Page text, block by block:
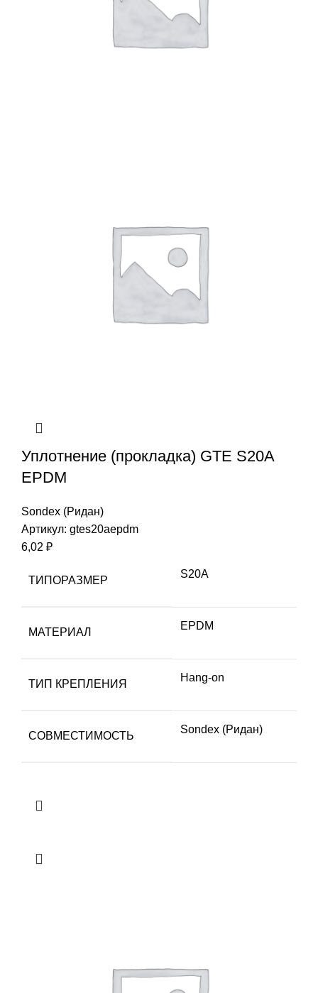
Уплотнение (прокладка) GTE S20A
EPDM
Sondex (Ридан)
Артикул: gtes20aepdm
6,02 ₽
ТИПОРАЗМЕР
S20A
МАТЕРИАЛ
EPDM
ТИП КРЕПЛЕНИЯ
Hang-on
СОВМЕСТИМОСТЬ
Sondex (Ридан)